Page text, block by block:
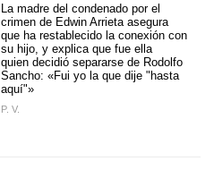
La madre del condenado por el
crimen de Edwin Arrieta asegura
que ha restablecido la conexión con
su hijo, y explica que fue ella
quien decidió separarse de Rodolfo
Sancho: «Fui yo la que dije "hasta
aquí"»
P. V.